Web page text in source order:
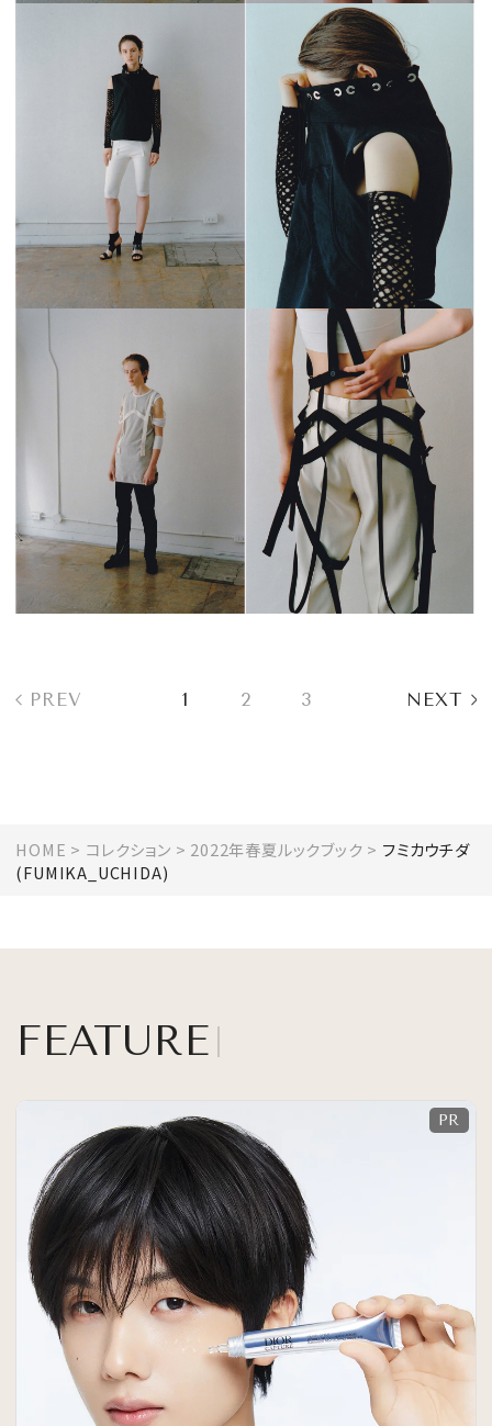
PREV 1 2 3 NEXT
HOME コレクション 2022年春夏ルックブック
フミカウチダ
(FUMIKA_UCHIDA)
FEATURE